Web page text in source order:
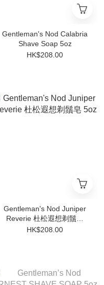
Gentleman's Nod Calabria
Shave Soap 5oz
HK$208.00
Gentleman's Nod Juniper
Reverie 杜松遐想剃鬚皂
5oz
HK$208.00